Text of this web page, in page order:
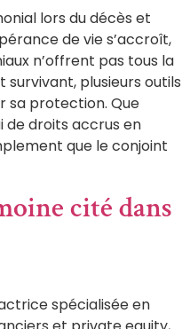
lors du décès et
de vie s’accroît,
n’offrent pas tous la
plusieurs outils
sa protection. Que
de droits accrus en
que le conjoint
cité dans
spécialisée en